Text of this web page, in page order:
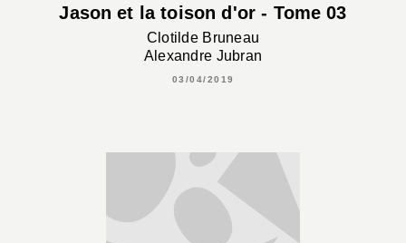
Jason et la toison d'or - Tome 03
Clotilde Bruneau
Alexandre Jubran
03/04/2019